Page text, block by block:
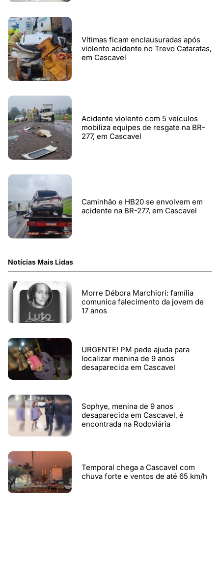
Vítimas ficam enclausuradas após
violento acidente no Trevo Cataratas,
em Cascavel
Acidente violento com 5 veículos
mobiliza equipes de resgate na BR-
277, em Cascavel
Caminhão e HB20 se envolvem em
acidente na BR-277, em Cascavel
Notícias Mais Lidas
Morre Débora Marchiori: família
comunica falecimento da jovem de
17 anos
URGENTE! PM pede ajuda para
localizar menina de 9 anos
desaparecida em Cascavel
Sophye, menina de 9 anos
desaparecida em Cascavel, é
encontrada na Rodoviária
Temporal chega a Cascavel com
chuva forte e ventos de até 65 km/h